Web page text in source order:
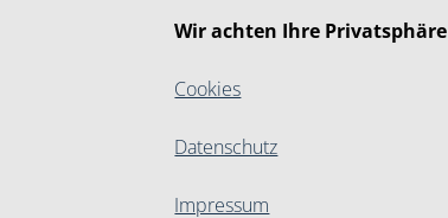
Wir achten Ihre Privatsphäre
Cookies
Datenschutz
Impressum